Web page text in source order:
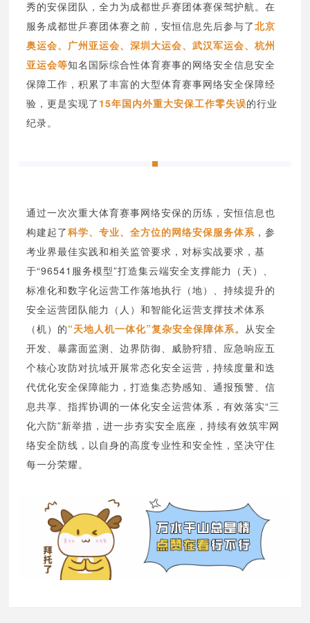
秀的安保团队，全力为成都世乒赛团体赛保驾护航。在
服务成都世乒赛团体赛之前，安恒信息先后参与了北京
奥运会、广州亚运会、深圳大运会、武汉军运会、杭州
亚运会等知名国际综合性体育赛事的网络安全信息安全
保障工作，积累了丰富的大型体育赛事网络安全保障经
验，更是实现了 15年国内外重大安保工作零失误的行业
纪录。
通过一次次重大体育赛事网络安保的历练，安恒信息也
构建起了科学、专业、全方位的网络安保服务体系 ，参
考业界最佳实践和相关监管要求，对标实战要求，基
于“96541服务模型”打造集云端安全支撑能力（天）、
标准化和数字化运营工作落地执行（地）、持续提升的
安全运营团队能力（人）和智能化运营支撑技术体系
（机）的“天地人机一体化”复杂安全保障体系。 从安全
开发、暴露面监测、边界防御、威胁狩猎、应急响应五
个核心攻防对抗域开展常态化安全运营，持续度量和迭
代优化安全保障能力，打造集态势感知、通报预警、信
息共享、指挥协调的一体化安全运营体系，有效落实“三
化六防”新举措，进一步夯实安全底座，持续有效筑牢网
络安全防线，以自身的高度专业性和安全性，坚决守住
每一分荣耀。